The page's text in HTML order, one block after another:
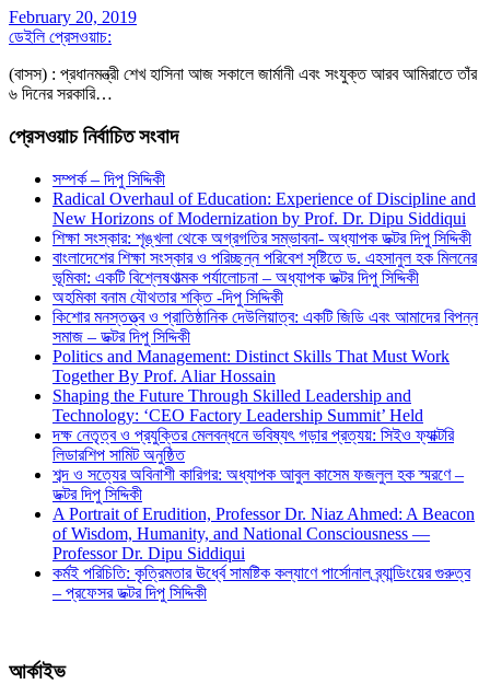
February 20, 2019
ডেইলি প্রেসওয়াচ:
(বাসস) : প্রধানমন্ত্রী শেখ হাসিনা আজ সকালে জার্মানী এবং সংযুক্ত আরব আমিরাতে তাঁর
৬ দিনের সরকারি…
প্রেসওয়াচ নির্বাচিত সংবাদ
সম্পর্ক – দিপু সিদ্দিকী
Radical Overhaul of Education: Experience of Discipline and
New Horizons of Modernization by Prof. Dr. Dipu Siddiqui
শিক্ষা সংস্কার: শৃঙ্খলা থেকে অগ্রগতির সম্ভাবনা- অধ্যাপক ডক্টর দিপু সিদ্দিকী
বাংলাদেশের শিক্ষা সংস্কার ও পরিচ্ছন্ন পরিবেশ সৃষ্টিতে ড. এহসানুল হক মিলনের
ভূমিকা: একটি বিশ্লেষণাত্মক পর্যালোচনা – অধ্যাপক ডক্টর দিপু সিদ্দিকী
অহমিকা বনাম যৌথতার শক্তি -দিপু সিদ্দিকী
কিশোর মনস্তত্ত্ব ও প্রাতিষ্ঠানিক দেউলিয়াত্ব: একটি জিডি এবং আমাদের বিপন্ন
সমাজ – ডক্টর দিপু সিদ্দিকী
Politics and Management: Distinct Skills That Must Work
Together By Prof. Aliar Hossain
Shaping the Future Through Skilled Leadership and
Technology: ‘CEO Factory Leadership Summit’ Held
দক্ষ নেতৃত্ব ও প্রযুক্তির মেলবন্ধনে ভবিষ্যৎ গড়ার প্রত্যয়: সিইও ফ্যাক্টরি
লিডারশিপ সামিট অনুষ্ঠিত
শব্দ ও সত্যের অবিনাশী কারিগর: অধ্যাপক আবুল কাসেম ফজলুল হক স্মরণে –
ডক্টর দিপু সিদ্দিকী
A Portrait of Erudition, Professor Dr. Niaz Ahmed: A Beacon
of Wisdom, Humanity, and National Consciousness —
Professor Dr. Dipu Siddiqui
কর্মই পরিচিতি: কৃত্রিমতার ঊর্ধ্বে সামষ্টিক কল্যাণে পার্সোনাল ব্র্যান্ডিংয়ের গুরুত্ব
– প্রফেসর ডক্টর দিপু সিদ্দিকী
আর্কাইভ